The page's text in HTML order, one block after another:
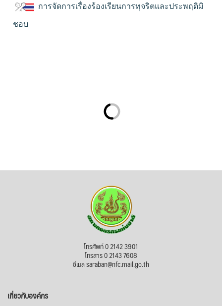
การจัดการเรื่องร้องเรียนการทุจริตและประพฤติมิ
ชอบ
โทรศัพท์ 0 2142 3901
โทรสาร 0 2143 7608
อีเมล saraban@nfc.mail.go.th
เกี่ยวกับองค์กร